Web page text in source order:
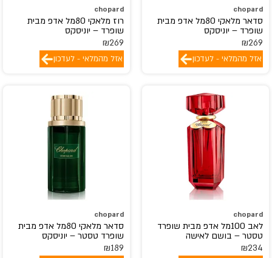
chopard
סדאר מלאקי 80מל אדפ מבית
שופרד – יוניסקס
₪269
אזל מהמלאי - לעדכון
chopard
רוז מלאקי 80מל אדפ מבית
שופרד – יוניסקס
₪269
אזל מהמלאי - לעדכון
chopard
לאב 100מל אדפ מבית שופרד
טסטר – בושם לאישה
₪234
chopard
סדאר מלאקי 80מל אדפ מבית
שופרד טסטר – יוניסקס
₪189